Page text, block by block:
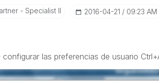
- Specialist II ‎2016-04-21 09:23 AM
configurar las preferencias de usuario